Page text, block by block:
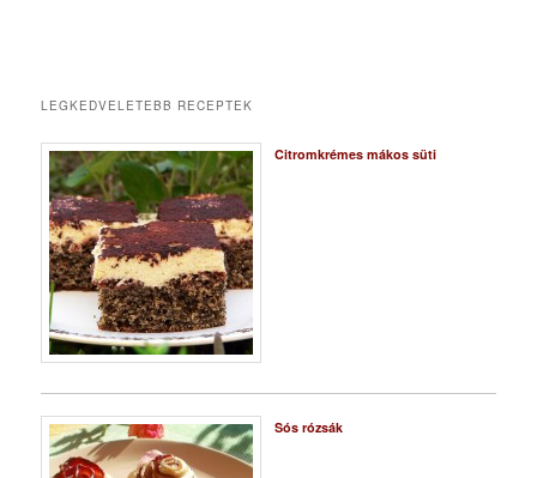
LEGKEDVELETEBB RECEPTEK
Citromkrémes mákos süti
Sós rózsák